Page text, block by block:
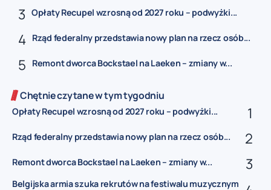
Opłaty Recupel wzrosną od 2027 roku – podwyżki...
Rząd federalny przedstawia nowy plan na rzecz osób...
Remont dworca Bockstael na Laeken – zmiany w...
Chętnie czytane w tym tygodniu
Opłaty Recupel wzrosną od 2027 roku – podwyżki...
Rząd federalny przedstawia nowy plan na rzecz osób...
Remont dworca Bockstael na Laeken – zmiany w...
Belgijska armia szuka rekrutów na festiwalu muzycznym